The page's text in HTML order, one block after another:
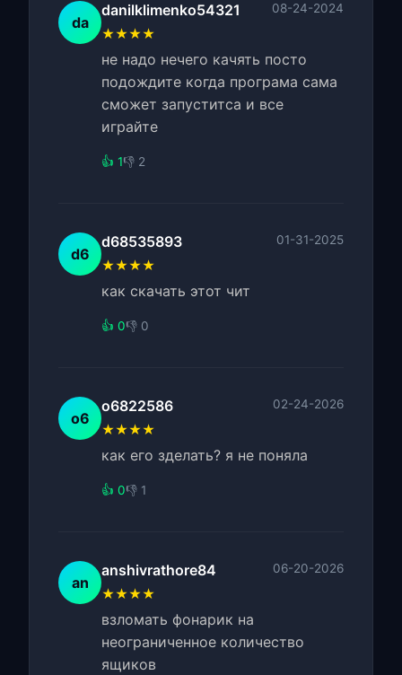
da
danilklimenko54321 08-24-2024
★★★★
не надо нечего качять посто
подождите когда програма сама
сможет запуститса и все
играйте
👍 1👎 2
d6
d68535893 01-31-2025
★★★★
как скачать этот чит
👍 0👎 0
o6
o6822586 02-24-2026
★★★★
как его зделать? я не поняла
👍 0👎 1
an
anshivrathore84 06-20-2026
★★★★
взломать фонарик на
неограниченное количество
ящиков